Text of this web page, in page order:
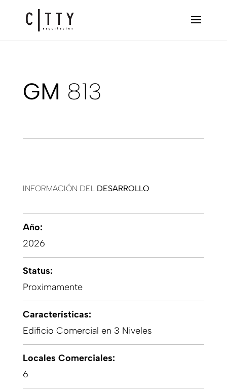
GM 813
INFORMACIÓN DEL DESARROLLO
Año:
2026
Status:
Proximamente
Características:
Edificio Comercial en 3 Niveles
Locales Comerciales:
6